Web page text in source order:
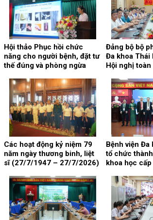
Hội thảo Phục hồi chức
năng cho người bệnh, đặt tư
thế đúng và phòng ngừa
Đảng bộ bộ
Đa khoa Thái
Hội nghị
triển khai
quyết Hội
Ban chấp
Đảng khóa
Các hoạt động kỷ niệm 79
năm ngày thương binh, liệt
sĩ (27/7/1947 – 27/7/2026)
Bệnh viện Đa
tổ chức
khoa học
cao chất
và can thiệp
gan, mật, tụy”